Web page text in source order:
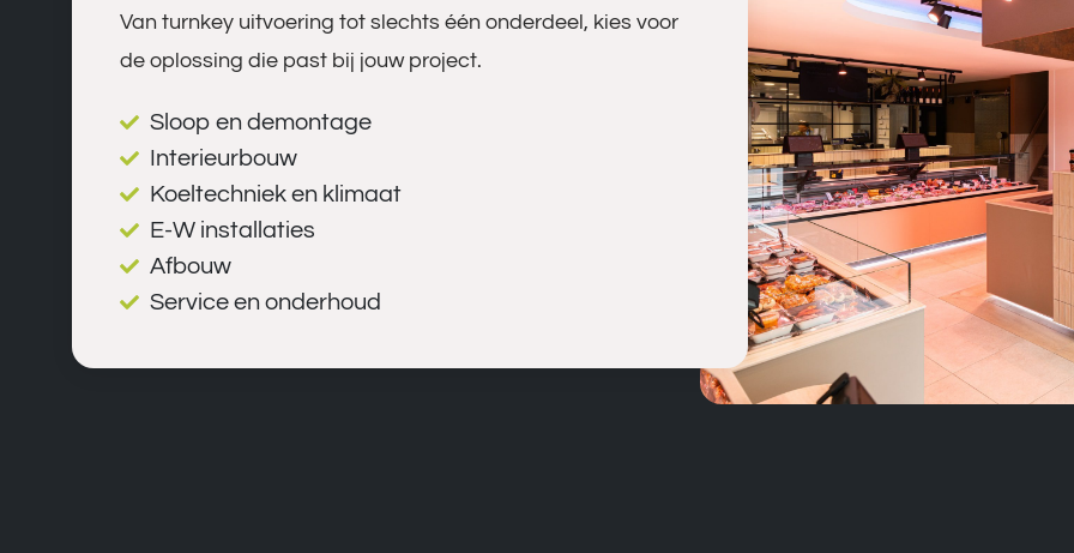
Van turnkey uitvoering tot slechts één onderdeel, kies voor
de oplossing die past bij jouw project.
Sloop en demontage
Interieurbouw
Koeltechniek en klimaat
E-W installaties
Afbouw
Service en onderhoud